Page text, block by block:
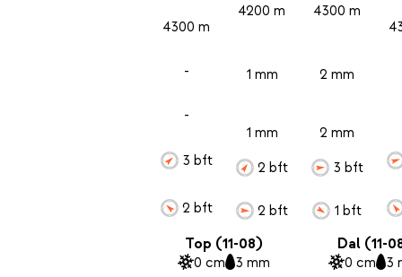
4300 m
-
-
3 bft
2 bft
4200 m
1 mm
1 mm
2 bft
2 bft
4300 m
2 mm
2 mm
3 bft
1 bft
Top (11-08)
0 cm 3 mm
Dal (11-
0 cm 3